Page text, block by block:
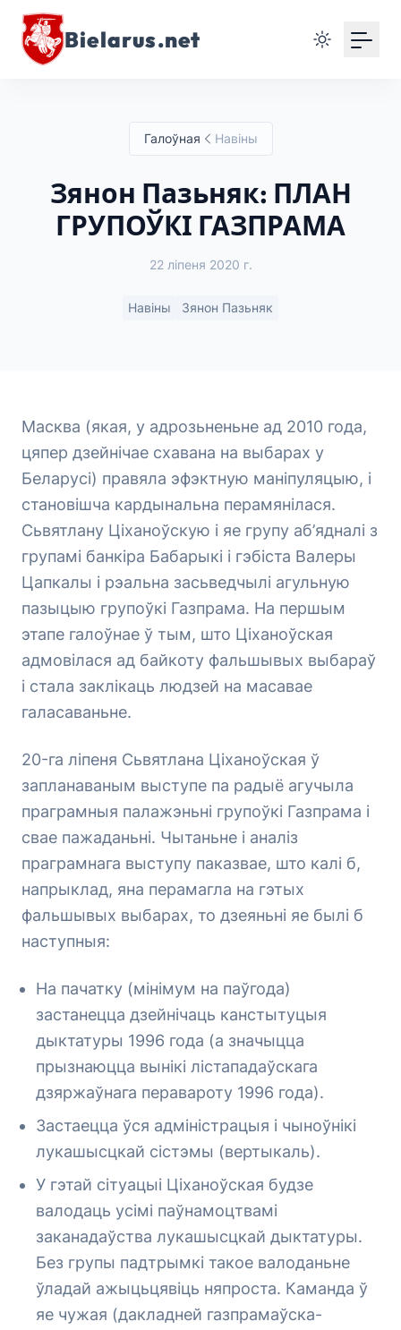
Bielarus.net
Галоўная Навіны
Зянон Пазьняк: ПЛАН
ГРУПОЎКІ ГАЗПРАМА
22 ліпеня 2020 г.
Навіны Зянон Пазьняк
Масква (якая, у адрозьненьне ад 2010 года,
цяпер дзейнічае схавана на выбарах у
Беларусі) правяла эфэктную маніпуляцыю, і
становішча кардынальна перамянілася.
Сьвятлану Ціханоўскую і яе групу аб’ядналі з
групамі банкіра Бабарыкі і гэбіста Валеры
Цапкалы і рэальна засьведчылі агульную
пазыцыю групоўкі Газпрама. На першым
этапе галоўнае ў тым, што Ціханоўская
адмовілася ад байкоту фальшывых выбараў
і стала заклікаць людзей на масавае
галасаваньне.
20-га ліпеня Сьвятлана Ціханоўская ў
запланаваным выступе па радыё агучыла
праграмныя палажэньні групоўкі Газпрама і
свае пажаданьні. Чытаньне і аналіз
праграмнага выступу паказвае, што калі б,
напрыклад, яна перамагла на гэтых
фальшывых выбарах, то дзеяньні яе былі б
наступныя:
На пачатку (мінімум на паўгода)
застанецца дзейнічаць канстытуцыя
дыктатуры 1996 года (а значыцца
прызнаюцца вынікі лістападаўскага
дзяржаўнага перавароту 1996 года).
Застаецца ўся адміністрацыя і чыноўнікі
лукашысцкай сістэмы (вертыкаль).
У гэтай сітуацыі Ціханоўская будзе
валодаць усімі паўнамоцтвамі
заканадаўства лукашысцкай дыктатуры.
Без групы падтрымкі такое валоданьне
ўладай ажыцьцявіць няпроста. Каманда ў
яе чужая (дакладней газпрамаўска-